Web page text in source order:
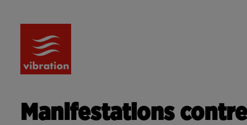
Manifestations